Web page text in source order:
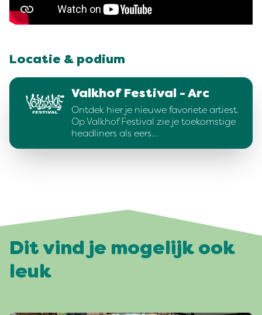
Locatie & podium
Valkhof Festival - Arc
Ontdek hier je nieuwe favoriete artiest.
Op Valkhof Festival zie je toekomstige
headliners als eers…
Dit vind je mogelijk ook
leuk